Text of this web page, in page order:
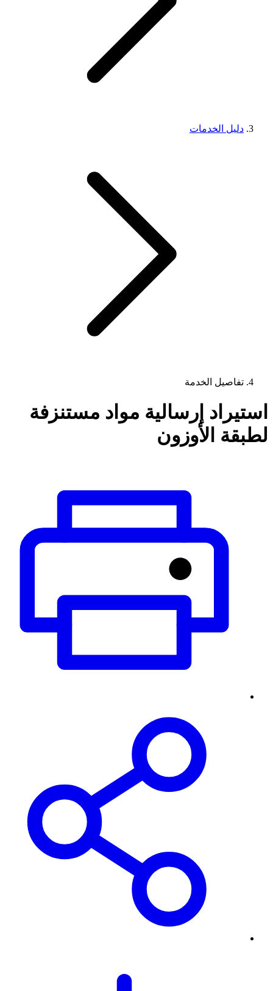
دليل الخدمات
تفاصيل الخدمة
استيراد إرسالية مواد مستنزفة
لطبقة الأوزون